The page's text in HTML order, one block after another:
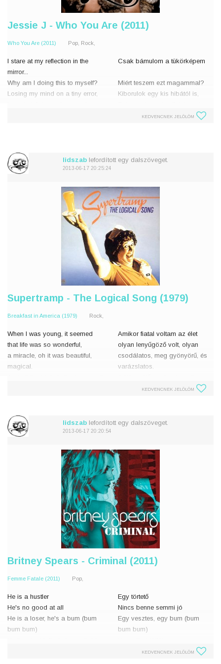
Jessie J - Who You Are (2011)
Who You Are (2011) Pop, Rock,
I stare at my reflection in the
mirror...
Why am I doing this to myself?
Losing my mind on a tiny error,
Csak bámulom a tükörképem
Miért teszem ezt magammal?
Kiborulok egy kis hibától is,
milyen vagyok valójában…
KEDVENCNEK JELÖLÖM
lidszab lefordított egy dalszöveget.
2013-06-17 20:25:24
Supertramp - The Logical Song (1979)
Breakfast in America (1979) Rock,
When I was young, it seemed
that life was so wonderful,
a miracle, oh it was beautiful,
magical.
Amikor fiatal voltam az élet
olyan lenyűgöző volt, olyan
csodálatos, meg gyönyörű, és
varázslatos.
olyan boldogan, és élvezettel
KEDVENCNEK JELÖLÖM
lidszab lefordított egy dalszöveget.
2013-06-17 20:20:54
Britney Spears - Criminal (2011)
Femme Fatale (2011) Pop,
He is a hustler
He's no good at all
He is a loser, he's a bum (bum
bum bum)
Egy törtető
Nincs benne semmi jó
Egy vesztes, egy bum (bum
bum bum)
megbízhatatlan.
KEDVENCNEK JELÖLÖM